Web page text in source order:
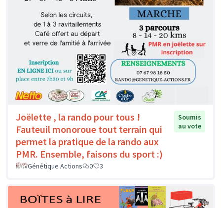
Joëlette , la rando pour tous !
Fauteuil monoroue tout terrain qui
permet la pratique de la rando aux
PMR. Ensemble, faisons du sport :)
Soumis
au vote
Génétique Actions 0 3